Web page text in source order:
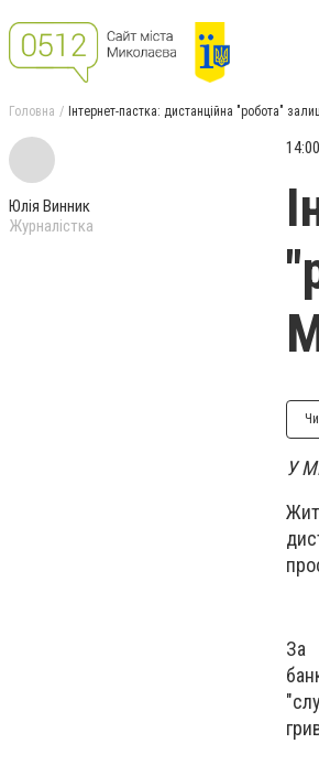
Головна Інтернет-пастка: дистанційна "робота"
Юлія Винник
Журналістка
У
За